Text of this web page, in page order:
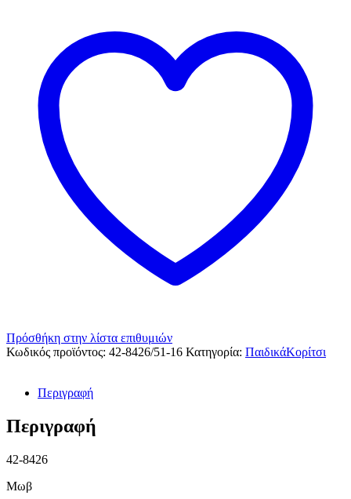
Πρόσθήκη στην λίστα επιθυμιών
Κωδικός προϊόντος: 42-8426/51-16 Κατηγορία: ΠαιδικάΚορίτσι
Περιγραφή
Περιγραφή
42-8426
Μωβ